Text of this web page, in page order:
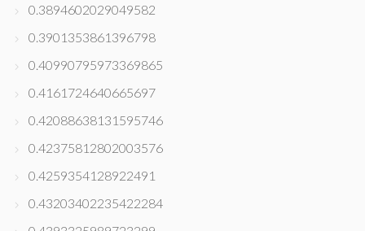
0.3894602029049582
0.3901353861396798
0.40990795973369865
0.4161724640665697
0.42088638131595746
0.42375812802003576
0.4259354128922491
0.43203402235422284